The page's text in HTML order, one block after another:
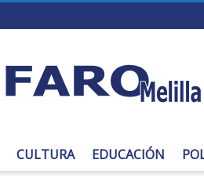
CULTURA EDUCACIÓN